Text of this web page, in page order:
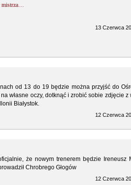
mistrza…
13 Czerwca
od 13 do 19 będzie można przyjść do
własne oczy, dotknąć i zrobić sobie zdjęcie z
Białystok.
12 Czerwca
że nowym trenerem będzie Ireneusz
Chrobrego Głogów
12 Czerwca